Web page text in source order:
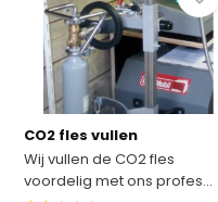
CO2 fles vullen
Wij vullen de CO2 fles
voordelig met ons profes...